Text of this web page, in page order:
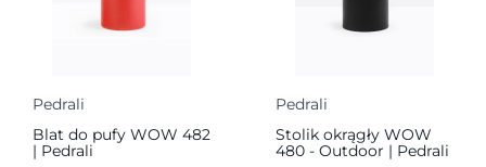
Pedrali
Blat do pufy WOW 482
| Pedrali
Pedrali
Stolik okrągły WOW
480 - Outdoor | Pedrali